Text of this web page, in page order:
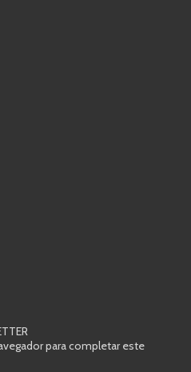
para completar este